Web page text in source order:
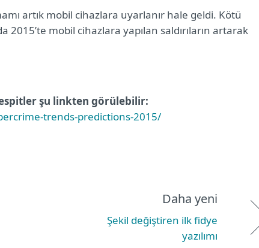
artık mobil cihazlara uyarlanır hale geldi. Kötü
2015’te mobil cihazlara yapılan saldırıların artarak
şu linkten görülebilir:
trends-predictions-2015/
Daha yeni
Şekil değiştiren ilk fidye
yazılımı